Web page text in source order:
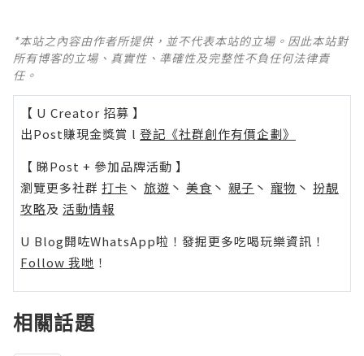
*本站之內容由作者所提供，並不代表本站的立場。因此本站對
所有博客的立場、真實性、準確性及完整性不負任何法律責
任。
【 U Creator 招募 】
出Post賺現金獎賞 l 登記《社群創作有價企劃》
【 睇Post + 參加品牌活動 】
瀏覽更多社群 打卡 丶 旅遊 丶 美食 丶 親子 丶 寵物 丶 扮靚
攻略及 活動情報
U Blog開咗WhatsApp啦！發掘更多吃喝玩樂資訊！
Follow 我哋 ！
相關話題